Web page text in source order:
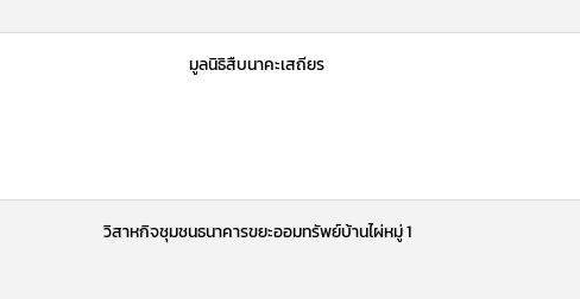
มูลนิธิสืบนาคะเสถียร
วิสาหกิจชุมชนธนาคารขยะออมทรัพย์บ้านไผ่หมู่ 1